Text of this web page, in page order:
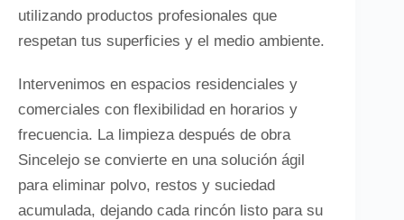
utilizando productos profesionales que
respetan tus superficies y el medio ambiente.
Intervenimos en espacios residenciales y
comerciales con flexibilidad en horarios y
frecuencia. La limpieza después de obra
Sincelejo se convierte en una solución ágil
para eliminar polvo, restos y suciedad
acumulada, dejando cada rincón listo para su